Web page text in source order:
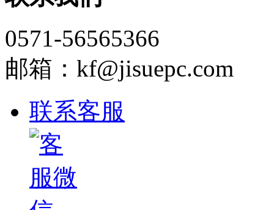
0571-56565366
邮箱：kf@jisuepc.com
联系客服